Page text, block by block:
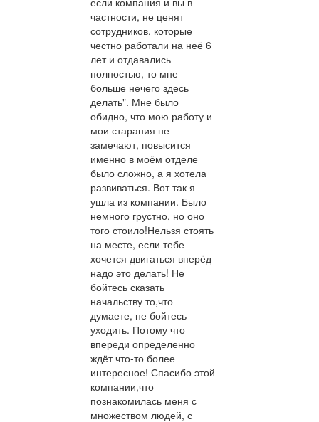
частности, не ценят
сотрудников, которые
честно работали на неё 6
лет и отдавались
полностью, то мне
больше нечего здесь
делать". Мне было
обидно, что мою работу и
мои старания не
замечают, повысится
именно в моём отделе
было сложно, а я хотела
развиваться. Вот так я
ушла из компании. Было
немного грустно, но оно
того стоило!Нельзя стоять
на месте, если тебе
хочется двигаться вперёд-
надо это делать! Не
бойтесь сказать
начальству то,что
думаете, не бойтесь
уходить. Потому что
впереди определенно
ждёт что-то более
интересное! Спасибо этой
компании,что
познакомилась меня с
множеством людей, с